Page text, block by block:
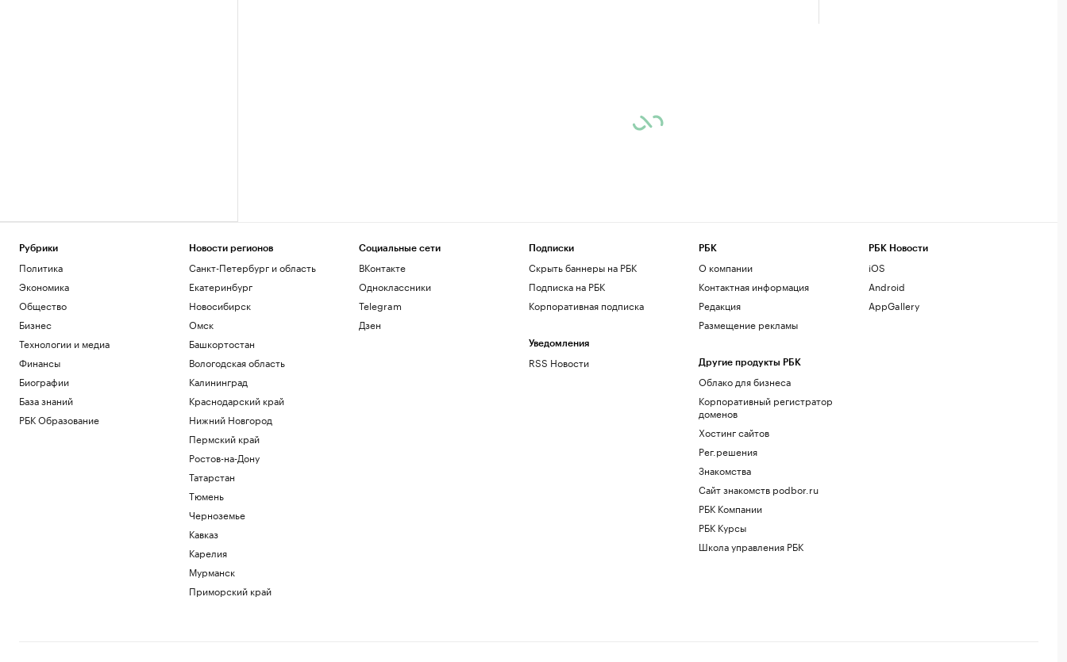
Рубрики
Политика
Экономика
Общество
Бизнес
Технологии и медиа
Финансы
Биографии
База знаний
РБК Образование
Новости регионов
Санкт-Петербург и область
Екатеринбург
Новосибирск
Омск
Башкортостан
Вологодская область
Калининград
Краснодарский край
Нижний Новгород
Пермский край
Ростов-на-Дону
Татарстан
Тюмень
Черноземье
Кавказ
Карелия
Мурманск
Приморский край
Социальные сети
ВКонтакте
Одноклассники
Telegram
Дзен
Подписки
Скрыть баннеры на РБК
Подписка на РБК
Корпоративная подписка
Уведомления
RSS Новости
РБК
О компании
Контактная информация
Редакция
Размещение рекламы
Другие продукты РБК
Облако для бизнеса
Корпоративный регистратор
доменов
Хостинг сайтов
Рег.решения
Знакомства
Сайт знакомств podbor.ru
РБК Компании
РБК Курсы
Школа управления РБК
РБК Новости
iOS
Android
AppGallery